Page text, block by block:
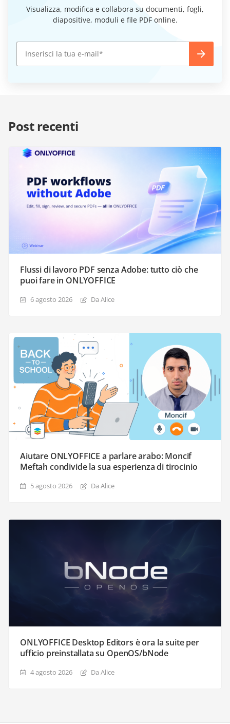
Visualizza, modifica e collabora su documenti, fogli,
diapositive, moduli e file PDF online.
Post recenti
Flussi di lavoro PDF senza Adobe: tutto ciò che
puoi fare in ONLYOFFICE
6 agosto 2026 Da Alice
Aiutare ONLYOFFICE a parlare arabo: Moncif
Meftah condivide la sua esperienza di tirocinio
5 agosto 2026 Da Alice
ONLYOFFICE Desktop Editors è ora la suite per
ufficio preinstallata su OpenOS/bNode
4 agosto 2026 Da Alice